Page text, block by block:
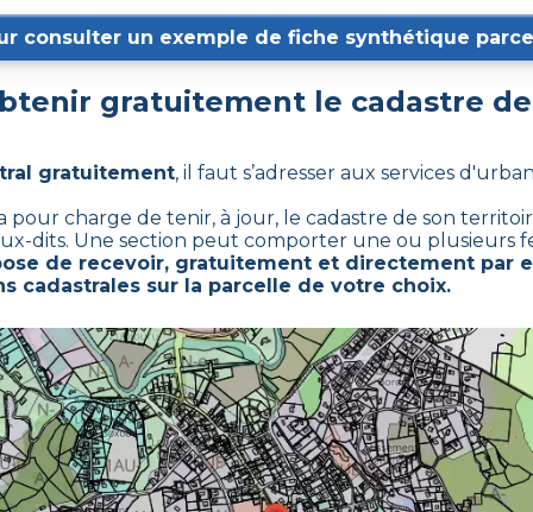
consulter un exemple de fiche synthétique
gratuitement le cadastre
gratuitement, il faut s’adresser aux services
pour charge de tenir, à jour, le cadastre de son
dits. Une section peut comporter une ou plusieurs
de recevoir, gratuitement et directement par
cadastrales sur la parcelle de votre choix.